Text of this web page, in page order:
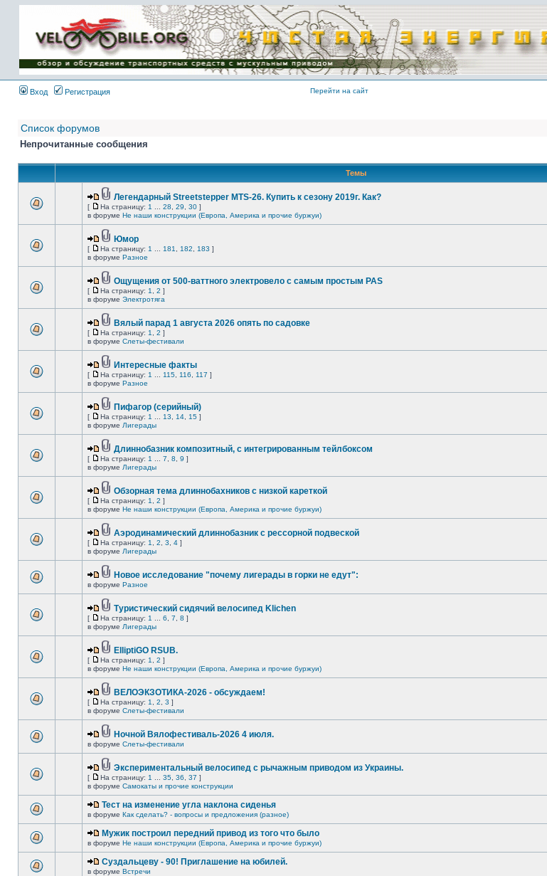
Имя пользователя:
Пароль:
{ LOG_ME_IN_SHORT
}
Вход Регистрация Перейти на сайт
Список форумов
Непрочитанные сообщения
Темы
Легендарный Streetstepper MTS-26. Купить к сезону 2019г. Как?
[ На страницу: 1 28 29 30 ]
в форуме Не наши конструкции (Европа, Америка и прочие буржуи)
Юмор
[ На страницу: 1 181 182 183 ]
в форуме Разное
Ощущения от 500-ваттного электровело с самым простым PAS
[ На страницу: 1 2 ]
в форуме Электротяга
Вялый парад 1 августа 2026 опять по садовке
[ На страницу: 1 2 ]
в форуме Слеты-фестивали
Интересные факты
[ На страницу: 1 115 116 117 ]
в форуме Разное
Пифагор (серийный)
[ На страницу: 1 13 14 15 ]
в форуме Лигерады
Длиннобазник композитный, с интегрированным тейлбоксом
[ На страницу: 1 7 8 9 ]
в форуме Лигерады
Обзорная тема длиннобахников с низкой кареткой
[ На страницу: 1 2 ]
в форуме Не наши конструкции (Европа, Америка и прочие буржуи)
Аэродинамический длиннобазник с рессорной подвеской
[ На страницу: 1 2 3 4 ]
в форуме Лигерады
Новое исследование "почему лигерады в горки не едут":
в форуме Разное
Туристический сидячий велосипед Klichen
[ На страницу: 1 6 7 8 ]
в форуме Лигерады
ElliptiGO RSUB.
[ На страницу: 1 2 ]
в форуме Не наши конструкции (Европа, Америка и прочие буржуи)
ВЕЛОЭКЗОТИКА-2026 - обсуждаем!
[ На страницу: 1 2 3 ]
в форуме Слеты-фестивали
Ночной Вялофестиваль-2026 4 июля.
в форуме Слеты-фестивали
Экспериментальный велосипед с рычажным приводом из Украины.
[ На страницу: 1 35 36 37 ]
в форуме Самокаты и прочие конструкции
Тест на изменение угла наклона сиденья
в форуме Как сделать? - вопросы и предложения (разное)
Мужик построил передний привод из того что было
в форуме Не наши конструкции (Европа, Америка и прочие буржуи)
Суздальцеву - 90! Приглашение на юбилей.
в форуме Встречи